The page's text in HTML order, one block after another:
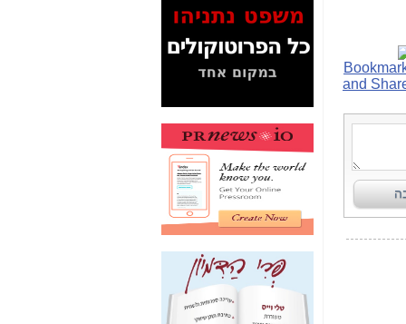
Yes (תיק 4000)
מוכיחים "תפירת תיק"
לאיש הלא נכון! -כאן
עובדות ומסמכים
האם ביבי כשר
תקשורת עזר לקב'
בזק? -כאן
מה מקור ה-Fake
News שהביא לתפירת
תיק לביבי והעלמת
החשודים הנכונים -כאן
אחת הרגליים של "תיק
4000 התפור"
התמוטטה היום
בניצחון (כפול) של בזק
-
כאן